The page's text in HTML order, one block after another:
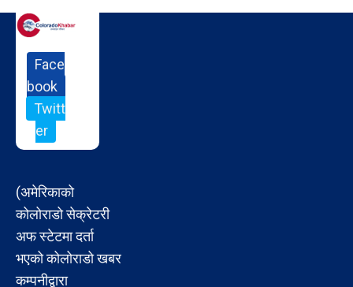
Face
book
Twitt
er
(अमेरिकाको
कोलोराडो सेक्रेटरी
अफ स्टेटमा दर्ता
भएको कोलोराडो खबर
कम्पनीद्वारा